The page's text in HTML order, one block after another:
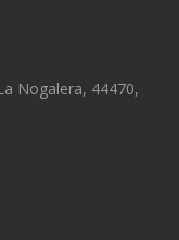
Nogalera, 44470,